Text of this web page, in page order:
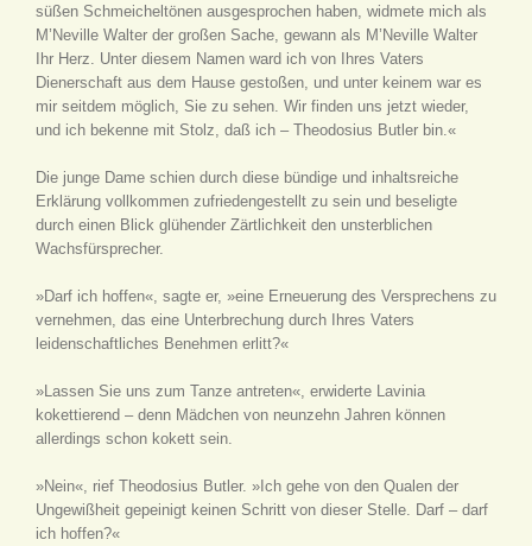
süßen Schmeicheltönen ausgesprochen haben, widmete mich als
M’Neville Walter der großen Sache, gewann als M’Neville Walter
Ihr Herz. Unter diesem Namen ward ich von Ihres Vaters
Dienerschaft aus dem Hause gestoßen, und unter keinem war es
mir seitdem möglich, Sie zu sehen. Wir finden uns jetzt wieder,
und ich bekenne mit Stolz, daß ich – Theodosius Butler bin.«
Die junge Dame schien durch diese bündige und inhaltsreiche
Erklärung vollkommen zufriedengestellt zu sein und beseligte
durch einen Blick glühender Zärtlichkeit den unsterblichen
Wachsfürsprecher.
»Darf ich hoffen«, sagte er, »eine Erneuerung des Versprechens zu
vernehmen, das eine Unterbrechung durch Ihres Vaters
leidenschaftliches Benehmen erlitt?«
»Lassen Sie uns zum Tanze antreten«, erwiderte Lavinia
kokettierend – denn Mädchen von neunzehn Jahren können
allerdings schon kokett sein.
»Nein«, rief Theodosius Butler. »Ich gehe von den Qualen der
Ungewißheit gepeinigt keinen Schritt von dieser Stelle. Darf – darf
ich hoffen?«